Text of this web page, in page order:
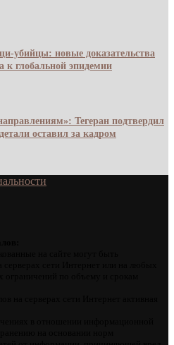
убийцы: новые доказательства
к глобальной эпидемии
Тегеран подтвердил
оставил за кадром